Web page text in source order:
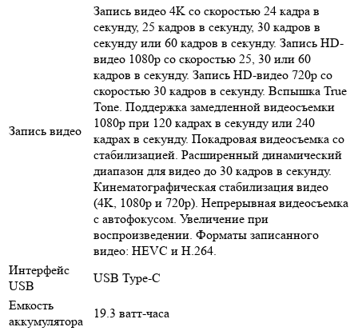
Запись видео
Запись видео 4K со скоростью 24 кадра в
секунду, 25 кадров в секунду, 30 кадров в
секунду или 60 кадров в секунду. Запись HD-
видео 1080p со скоростью 25, 30 или 60
кадров в секунду. Запись HD-видео 720p со
скоростью 30 кадров в секунду. Вспышка True
Tone. Поддержка замедленной видеосъемки
1080p при 120 кадрах в секунду или 240
кадрах в секунду. Покадровая видеосъемка со
стабилизацией. Расширенный динамический
диапазон для видео до 30 кадров в секунду.
Кинематографическая стабилизация видео
(4K, 1080p и 720p). Непрерывная видеосъемка
с автофокусом. Увеличение при
воспроизведении. Форматы записанного
видео: HEVC и H.264.
Интерфейс
USB
USB Type-C
Емкость
аккумулятора
19.3 ватт-часа